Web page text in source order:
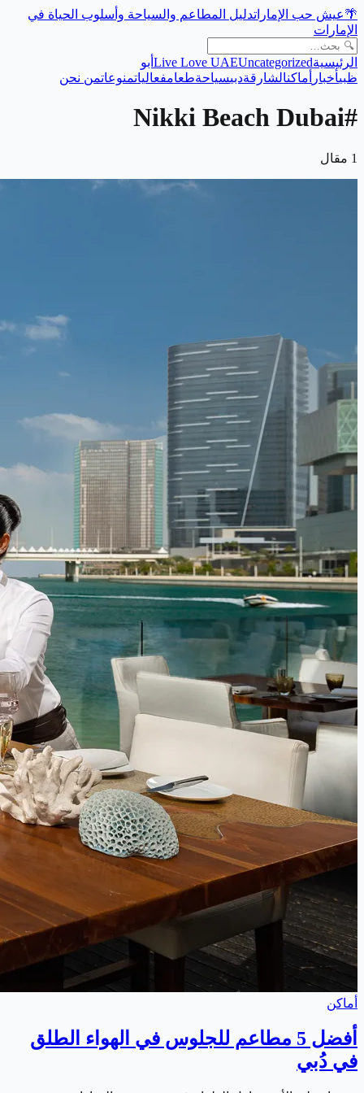
🌴عيش حب الإماراتدليل المطاعم والسياحة وأسلوب الحياة في
الإمارات
الرئيسية Live Love UAEUncategorized
أبو
ظبيأخبار أماكنالشارقةدبيسياحةطعامفعالياتمنوعاتمن نحن
#
Nikki Beach Dubai
1 مقال
أماكن
أفضل 5 مطاعم للجلوس في الهواء الطلق
في دُبي